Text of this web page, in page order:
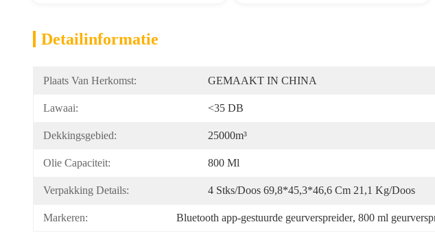
Detailinformatie
Plaats Van Herkomst: GEMAAKT IN CHINA
Lawaai: <35 DB
Dekkingsgebied: 25000m³
Olie Capaciteit: 800 Ml
Verpakking Details: 4 Stks/doos 69,8*45,3*46,6 Cm 21,1 Kg/doos
Markeren: Bluetooth app-gestuurde geurverspreider, 800 ml